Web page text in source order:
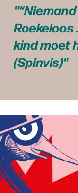
Roekeloos
kind moet
(Spinvis)